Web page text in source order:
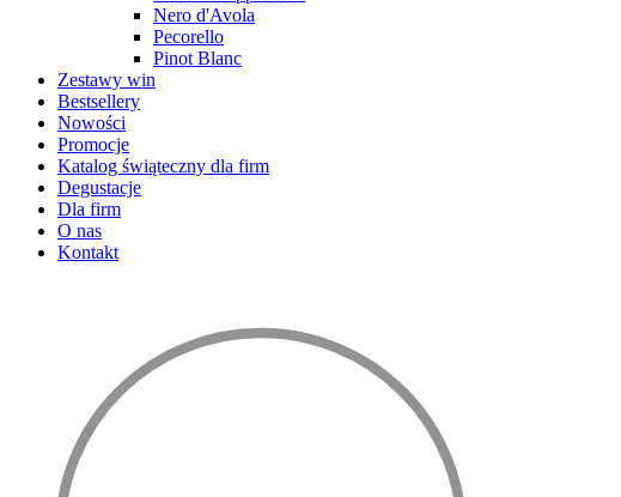
Nero d'Avola
Pecorello
Pinot Blanc
Zestawy win
Bestsellery
Nowości
Promocje
Katalog świąteczny dla firm
Degustacje
Dla firm
O nas
Kontakt